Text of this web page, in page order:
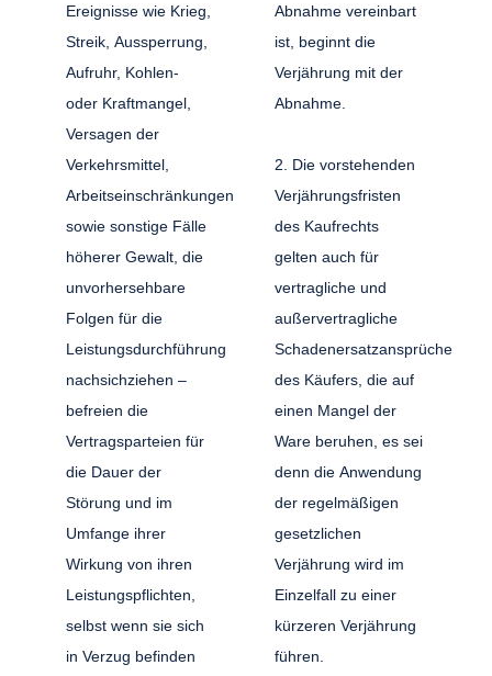
Ereignisse wie Krieg,
Streik, Aussperrung,
Aufruhr, Kohlen-
oder Kraftmangel,
Versagen der
Verkehrsmittel,
Arbeitseinschränkungen
sowie sonstige Fälle
höherer Gewalt, die
unvorhersehbare
Folgen für die
Leistungsdurchführung
nachsichziehen –
befreien die
Vertragsparteien für
die Dauer der
Störung und im
Umfange ihrer
Wirkung von ihren
Leistungspflichten,
selbst wenn sie sich
in Verzug befinden
Abnahme vereinbart
ist, beginnt die
Verjährung mit der
Abnahme.
2. Die vorstehenden
Verjährungsfristen
des Kaufrechts
gelten auch für
vertragliche und
außervertragliche
Schadenersatzansprüche
des Käufers, die auf
einen Mangel der
Ware beruhen, es sei
denn die Anwendung
der regelmäßigen
gesetzlichen
Verjährung wird im
Einzelfall zu einer
kürzeren Verjährung
führen.